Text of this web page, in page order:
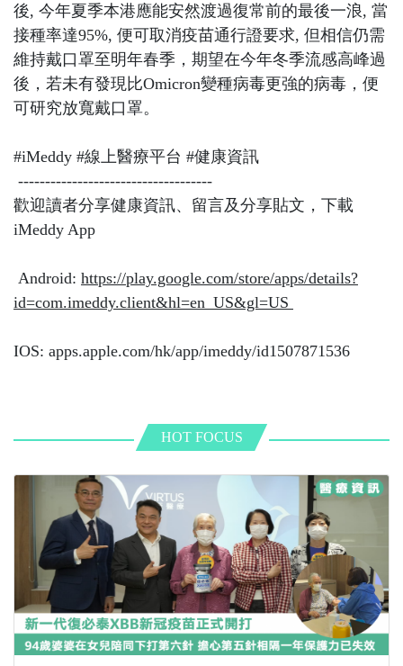
後, 今年夏季本港應能安然渡過復常前的最後一浪, 當
接種率達95%, 便可取消疫苗通行證要求, 但相信仍需
維持戴口罩至明年春季，期望在今年冬季流感高峰過
後，若未有發現比Omicron變種病毒更強的病毒，便
可研究放寬戴口罩。
#iMeddy #線上醫療平台 #健康資訊
------------------------------------
歡迎讀者分享健康資訊、留言及分享貼文，下載
iMeddy App
Android: https://play.google.com/store/apps/details?
id=com.imeddy.client&hl=en_US&gl=US
IOS: apps.apple.com/hk/app/imeddy/id1507871536
HOT FOCUS